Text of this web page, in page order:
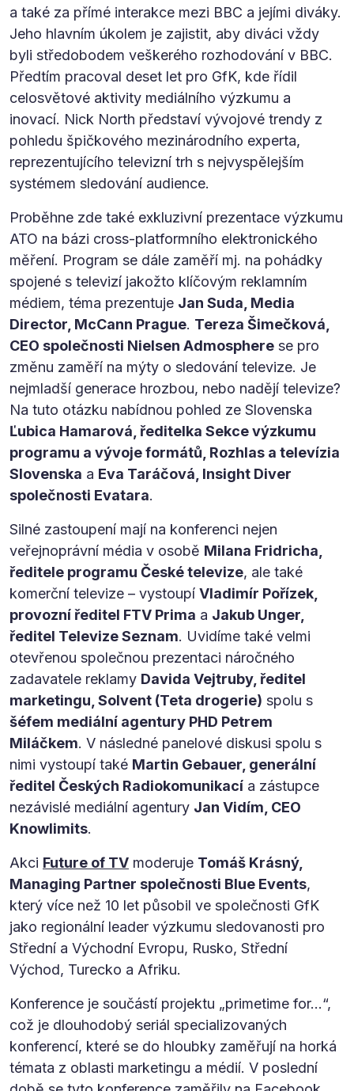
a také za přímé interakce mezi BBC a jejími diváky.
Jeho hlavním úkolem je zajistit, aby diváci vždy
byli středobodem veškerého rozhodování v BBC.
Předtím pracoval deset let pro GfK, kde řídil
celosvětové aktivity mediálního výzkumu a
inovací. Nick North představí vývojové trendy z
pohledu špičkového mezinárodního experta,
reprezentujícího televizní trh s nejvyspělejším
systémem sledování audience.
Proběhne zde také exkluzivní prezentace výzkumu
ATO na bázi cross-platformního elektronického
měření. Program se dále zaměří mj. na pohádky
spojené s televizí jakožto klíčovým reklamním
médiem, téma prezentuje Jan Suda, Media
Director, McCann Prague. Tereza Šimečková,
CEO společnosti Nielsen Admosphere se pro
změnu zaměří na mýty o sledování televize. Je
nejmladší generace hrozbou, nebo nadějí televize?
Na tuto otázku nabídnou pohled ze Slovenska
Ľubica Hamarová, ředitelka Sekce výzkumu
programu a vývoje formátů, Rozhlas a televízia
Slovenska a Eva Taráčová, Insight Diver
společnosti Evatara.
Silné zastoupení mají na konferenci nejen
veřejnoprávní média v osobě Milana Fridricha,
ředitele programu České televize, ale také
komerční televize – vystoupí Vladimír Pořízek,
provozní ředitel FTV Prima a Jakub Unger,
ředitel Televize Seznam. Uvidíme také velmi
otevřenou společnou prezentaci náročného
zadavatele reklamy Davida Vejtruby, ředitel
marketingu, Solvent (Teta drogerie) spolu s
šéfem mediální agentury PHD Petrem
Miláčkem. V následné panelové diskusi spolu s
nimi vystoupí také Martin Gebauer, generální
ředitel Českých Radiokomunikací a zástupce
nezávislé mediální agentury Jan Vidím, CEO
Knowlimits.
Akci Future of TV moderuje Tomáš Krásný,
Managing Partner společnosti Blue Events,
který více než 10 let působil ve společnosti GfK
jako regionální leader výzkumu sledovanosti pro
Střední a Východní Evropu, Rusko, Střední
Východ, Turecko a Afriku.
Konference je součástí projektu „primetime for…“,
což je dlouhodobý seriál specializovaných
konferencí, které se do hloubky zaměřují na horká
témata z oblasti marketingu a médií. V poslední